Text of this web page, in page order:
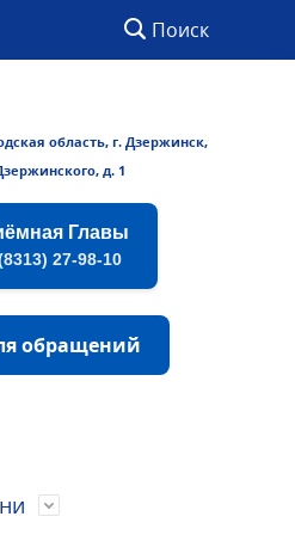
Поиск
область, г. Дзержинск,
д. 1
Главы
27-98-10
обращений